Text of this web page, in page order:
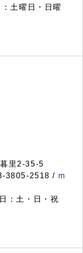
土曜日・日曜
里2-35-5
3805-2518 / m
：土・日・祝